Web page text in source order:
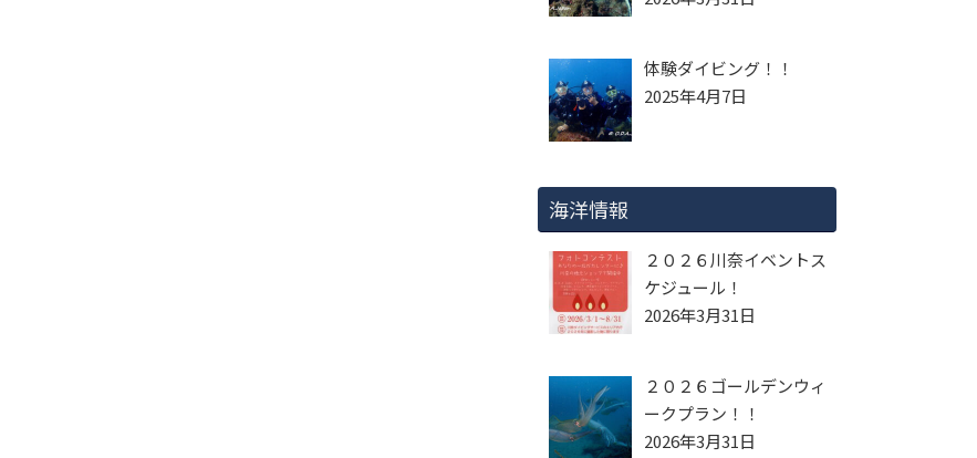
体験ダイビング！！
2025年4月7日
海洋情報
２０２６川奈イベントス
ケジュール！
2026年3月31日
２０２６ゴールデンウィ
ークプラン！！
2026年3月31日